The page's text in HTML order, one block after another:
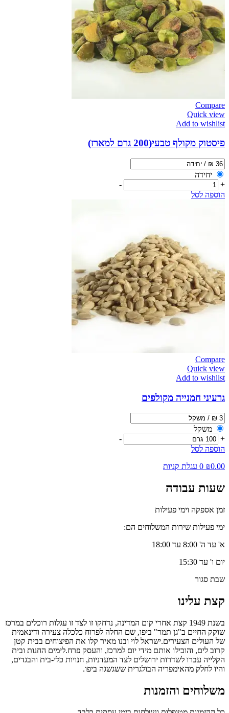
Compare
Quick view
Add to wishlist
פיסטוק מקולף טבעי(200 גרם למארז)
יחידה
+
-
הוספה לסל
Compare
Quick view
Add to wishlist
גרעיני חמנייה מקולפים
משקל
+
-
הוספה לסל
₪0.00
0 עגלת קניות
שעות עבודה
זמן אספקה וימי פעילות
ימי פעילות שירות המשלוחים הם:
א' עד ה' 8:00 עד 18:00
יום ו' עד 15:30
שבת סגור
קצת עלינו
בשנת 1949 קצת אחרי קום המדינה, נדחקו זו לצד זו עגלות רוכלים במרכז
שוקק החיים ב"גן תמר" ביפו, שם החלה לפרוח כלכלה צעירה ודינאמית
של העולים הצעירים.ישראל לוי ובנו מאיר קלו את הפיצוחים בבית קטן
קרוב לים, והובילו אותם מידי יום למרכז, והעסק פרח.לימים החנות ובית
הקלייה עברו לשדרות ירושלים לצד המעדניות, חנויות כלי-בית והבגדים,
והיו לחלק מהאימפריה הבולגרית ששגשגה ביפו.
משלוחים והזמנות